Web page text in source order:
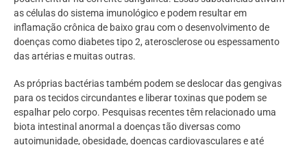
as células do sistema imunológico e podem resultar em
inflamação crônica de baixo grau com o desenvolvimento de
doenças como diabetes tipo 2, aterosclerose ou espessamento
das artérias e muitas outras.
As próprias bactérias também podem se deslocar das gengivas
para os tecidos circundantes e liberar toxinas que podem se
espalhar pelo corpo. Pesquisas recentes têm relacionado uma
biota intestinal anormal a doenças tão diversas como
autoimunidade, obesidade, doenças cardiovasculares e até